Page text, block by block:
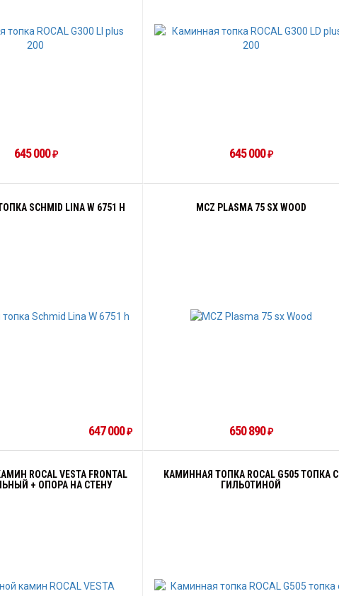
645 000 ₽ 645 000₽
SCHMID LINA W 6751 H
647 000₽
MCZ PLASMA 75 SX WOOD
650 890₽
ROCAL VESTA FRONTAL
+ ОПОРА НА СТЕНУ
КАМИННАЯ ТОПКА ROCAL G505 ТОПКА С
ГИЛЬОТИНОЙ